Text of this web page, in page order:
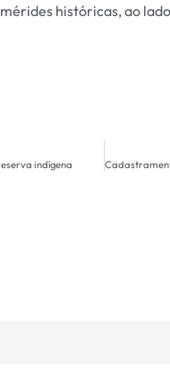
históricas, ao
indígena